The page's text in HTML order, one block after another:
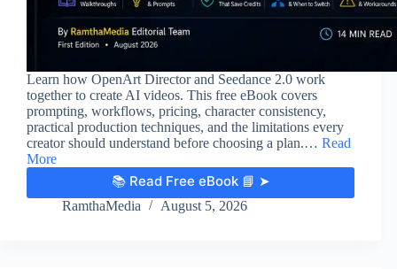
Learn how OpenArt Director and Seedance 2.0 work
together to create AI videos. This free eBook covers
prompting, workflows, pricing, character consistency,
practical production techniques, and the limitations every
creator should understand before choosing a plan.… Read
More
📚 Read Free eBook 📘 ➤
RamthaMedia August 5, 2026